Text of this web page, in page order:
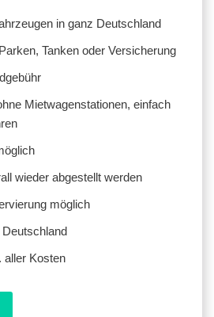
in ganz Deutschland
Tanken oder Versicherung
Mietwagenstationen, einfach
wieder abgestellt werden
möglich
aller Kosten